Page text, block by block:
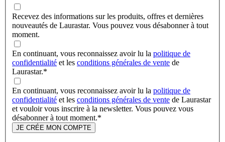
Recevez des informations sur les produits, offres et dernières
nouveautés de Laurastar. Vous pouvez vous désabonner à tout
moment.
En continuant, vous reconnaissez avoir lu la politique de
confidentialité et les conditions générales de vente de
Laurastar.*
En continuant, vous reconnaissez avoir lu la politique de
confidentialité et les conditions générales de vente de Laurastar
et vouloir vous inscrire à la newsletter. Vous pouvez vous
désabonner à tout moment.*
JE CRÉE MON COMPTE